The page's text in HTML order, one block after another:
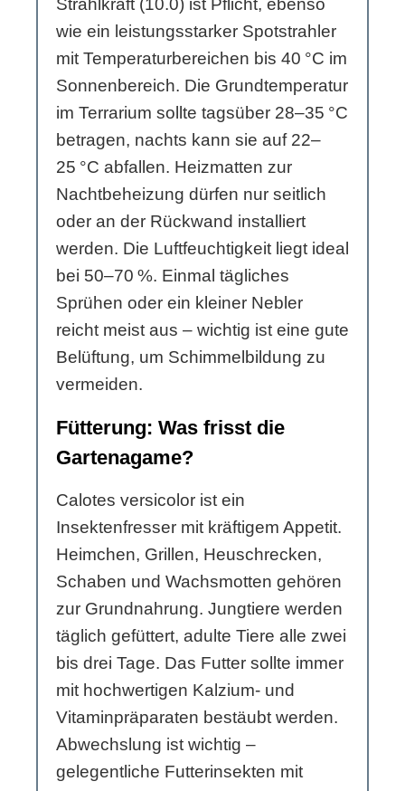
Strahlkraft (10.0) ist Pflicht, ebenso
wie ein leistungsstarker Spotstrahler
mit Temperaturbereichen bis 40 °C im
Sonnenbereich. Die Grundtemperatur
im Terrarium sollte tagsüber 28–35 °C
betragen, nachts kann sie auf 22–
25 °C abfallen. Heizmatten zur
Nachtbeheizung dürfen nur seitlich
oder an der Rückwand installiert
werden. Die Luftfeuchtigkeit liegt ideal
bei 50–70 %. Einmal tägliches
Sprühen oder ein kleiner Nebler
reicht meist aus – wichtig ist eine gute
Belüftung, um Schimmelbildung zu
vermeiden.
Fütterung: Was frisst die
Gartenagame?
Calotes versicolor ist ein
Insektenfresser mit kräftigem Appetit.
Heimchen, Grillen, Heuschrecken,
Schaben und Wachsmotten gehören
zur Grundnahrung. Jungtiere werden
täglich gefüttert, adulte Tiere alle zwei
bis drei Tage. Das Futter sollte immer
mit hochwertigen Kalzium- und
Vitaminpräparaten bestäubt werden.
Abwechslung ist wichtig –
gelegentliche Futterinsekten mit